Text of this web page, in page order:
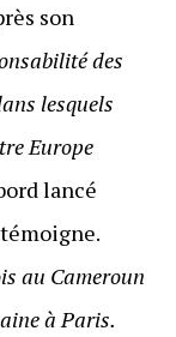
son
des
lesquels
Europe
lancé
au Cameroun
à Paris.